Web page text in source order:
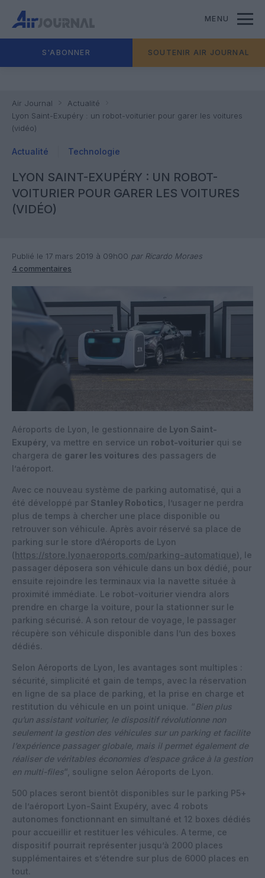
MENU
S'ABONNER SOUTENIR AIR JOURNAL
Air Journal
Actualité
Lyon Saint-Exupéry : un robot-voiturier pour garer les voitures
(vidéo)
Actualité Technologie
LYON SAINT-EXUPÉRY : UN ROBOT-
VOITURIER POUR GARER LES VOITURES
(VIDÉO)
Publié le 17 mars 2019 à 09h00 par Ricardo Moraes
4 commentaires
Aéroports de Lyon, le gestionnaire de Lyon Saint-
Exupéry , va mettre en service un robot-voiturier qui se
chargera de garer les voitures des passagers de
l’aéroport.
Avec ce nouveau système de parking automatisé, qui a
été développé par Stanley Robotics , l’usager ne perdra
plus de temps à chercher une place disponible ou
retrouver son véhicule. Après avoir réservé sa place de
parking sur le store d’Aéroports de Lyon
(https://store.lyonaeroports.com/parking-automatique), le
passager déposera son véhicule dans un box dédié, pour
ensuite rejoindre les terminaux via la navette située à
proximité immédiate. Le robot-voiturier viendra alors
prendre en charge la voiture, pour la stationner sur le
parking sécurisé. A son retour de voyage, le passager
récupère son véhicule disponible dans l’un des boxes
dédiés.
Selon Aéroports de Lyon, les avantages sont multiples :
sécurité, simplicité et gain de temps, avec la réservation
en ligne de sa place de parking, et la prise en charge et
restitution du véhicule en un point unique. “Bien plus
qu’un assistant voiturier, le dispositif révolutionne non
seulement la gestion des véhicules sur un parking et facilite
l’expérience passager globale, mais il permet également de
réaliser de véritables économies d’espace grâce à la gestion
en multi-files“, souligne selon Aéroports de Lyon.
500 places seront bientôt disponibles sur le parking P5+
de l’aéroport Lyon-Saint Exupéry, avec 4 robots
autonomes fonctionnant en simultané et 12 boxes dédiés
pour accueillir et restituer les véhicules. A terme, ce
dispositif pourrait représenter jusqu’à 2000 places
supplémentaires et s’étendre sur plus de 6000 places en
tout.